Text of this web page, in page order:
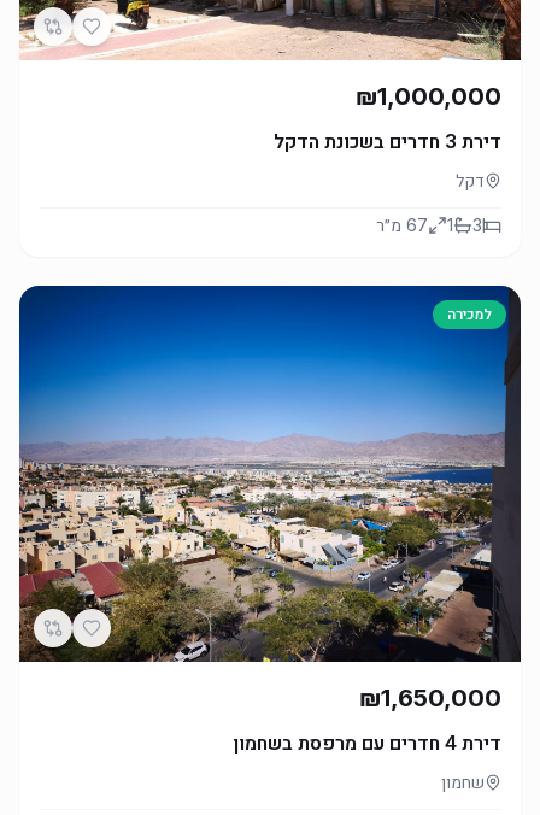
₪1,000,000
דירת 3 חדרים בשכונת הדקל
דקל
3
1
67 מ״ר
למכירה
₪1,650,000
דירת 4 חדרים עם מרפסת בשחמון
שחמון